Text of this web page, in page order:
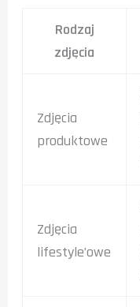
Rodzaj
zdjęcia
Zdjęcia
produktowe
Zdjęcia
lifestyle’owe